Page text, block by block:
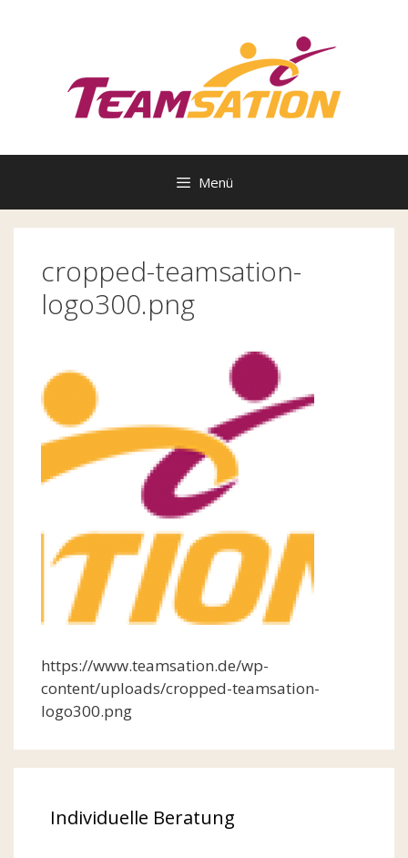
Menü
cropped-teamsation-
logo300.png
https://www.teamsation.de/wp-
content/uploads/cropped-teamsation-
logo300.png
Individuelle Beratung